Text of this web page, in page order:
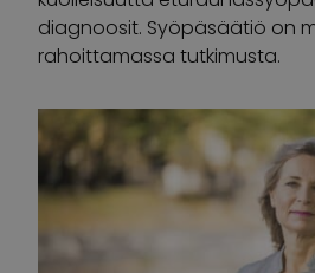
diagnoosit. Syöpäsäätiö on
rahoittamassa tutkimusta.